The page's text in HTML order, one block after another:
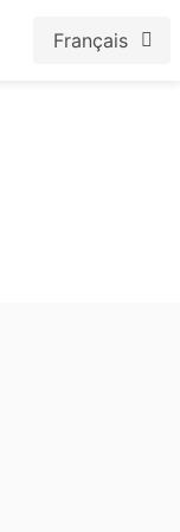
Français